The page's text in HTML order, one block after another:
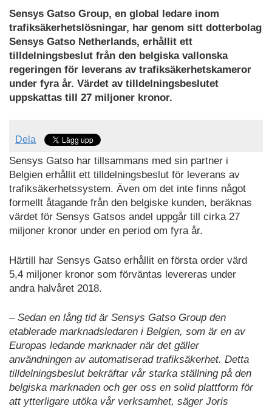
Sensys Gatso Group, en global ledare inom
trafiksäkerhetslösningar, har genom sitt dotterbolag
Sensys Gatso Netherlands, erhållit ett
tilldelningsbeslut från den belgiska vallonska
regeringen för leverans av trafiksäkerhetskameror
under fyra år. Värdet av tilldelningsbeslutet
uppskattas till 27 miljoner kronor.
Dela
Sensys Gatso har tillsammans med sin partner i
Belgien erhållit ett tilldelningsbeslut för leverans av
trafiksäkerhetssystem. Även om det inte finns något
formellt åtagande från den belgiske kunden, beräknas
värdet för Sensys Gatsos andel uppgår till cirka 27
miljoner kronor under en period om fyra år.
Härtill har Sensys Gatso erhållit en första order värd
5,4 miljoner kronor som förväntas levereras under
andra halvåret 2018.
– Sedan en lång tid är Sensys Gatso Group den
etablerade marknadsledaren i Belgien, som är en av
Europas ledande marknader när det gäller
användningen av automatiserad trafiksäkerhet. Detta
tilldelningsbeslut bekräftar vår starka ställning på den
belgiska marknaden och ger oss en solid plattform för
att ytterligare utöka vår verksamhet, säger Joris